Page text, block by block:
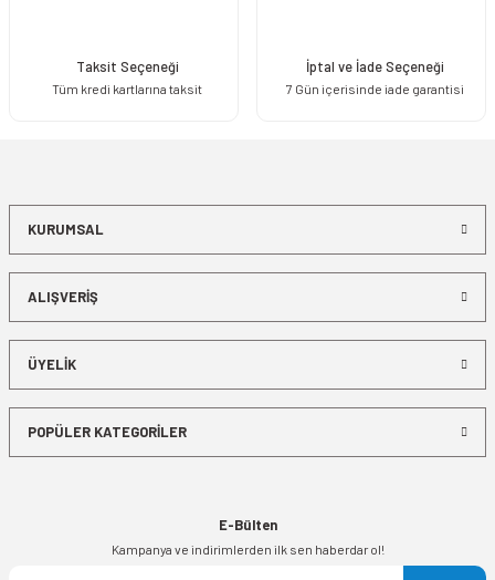
Taksit Seçeneği
Tüm kredi kartlarına taksit
İptal ve İade Seçeneği
7 Gün içerisinde iade garantisi
KURUMSAL
ALIŞVERİŞ
ÜYELİK
POPÜLER KATEGORİLER
E-Bülten
Kampanya ve indirimlerden ilk sen haberdar ol!